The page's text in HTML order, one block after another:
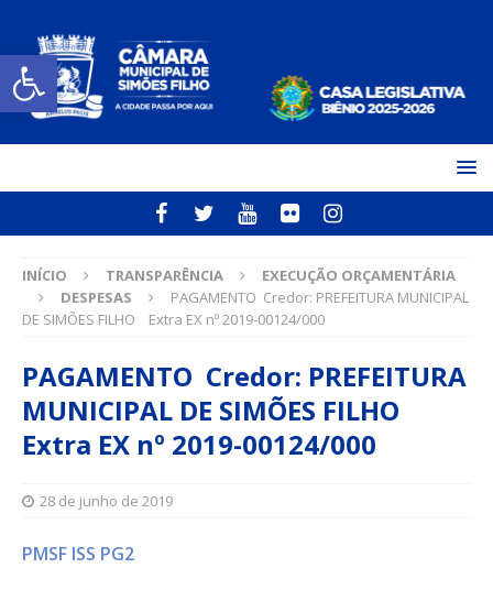
Open toolbar
INÍCIO TRANSPARÊNCIA
EXECUÇÃO ORÇAMENTÁRIA
DESPESAS
PAGAMENTO Credor: PREFEITURA MUNICIPAL
DE SIMÕES FILHO Extra EX nº 2019-00124/000
PAGAMENTO Credor: PREFEITURA
MUNICIPAL DE SIMÕES FILHO
Extra EX nº 2019-00124/000
28 de junho de 2019
PMSF ISS PG2